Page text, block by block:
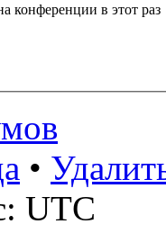
конференции в этот раз
•
UTC